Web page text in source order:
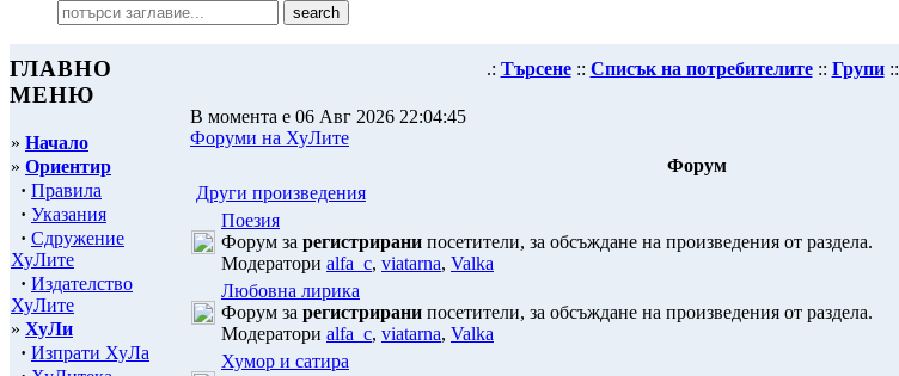
ГЛАВНО
МЕНЮ
» Начало
» Ориентир
· Правила
· Указания
· Сдружение
ХуЛите
· Издателство
ХуЛите
» ХуЛи
· Изпрати ХуЛа
.: Търсене:: Списък на потребителите:: Групи::
В момента е 06 Авг 2026 22:04:45
Форуми на ХуЛите
Форум
Други произведения
Поезия
Форум за регистрирани посетители, за обсъждане на произведения от раздела.
Модератори alfa_c, viatarna, Valka
Любовна лирика
Форум за регистрирани посетители, за обсъждане на произведения от раздела.
Модератори alfa_c, viatarna, Valka
Хумор и сатира